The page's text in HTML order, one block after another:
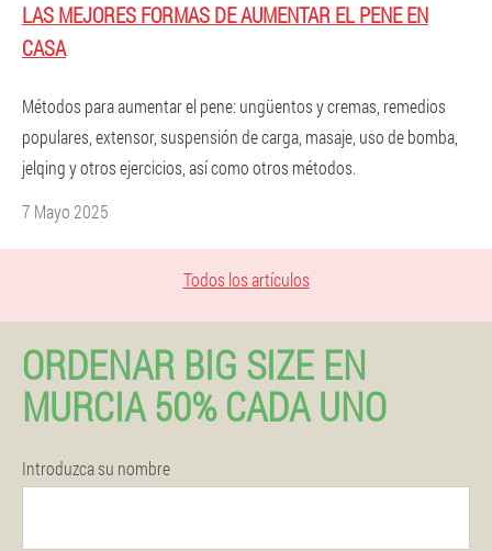
LAS MEJORES FORMAS DE AUMENTAR EL PENE EN
CASA
Métodos para aumentar el pene: ungüentos y cremas, remedios
populares, extensor, suspensión de carga, masaje, uso de bomba,
jelqing y otros ejercicios, así como otros métodos.
7 Mayo 2025
Todos los artículos
ORDENAR BIG SIZE EN
MURCIA 50% CADA UNO
Introduzca su nombre